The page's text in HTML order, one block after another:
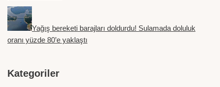
Yağış bereketi barajları doldurdu! Sulamada doluluk
oranı yüzde 80’e yaklaştı
Kategoriler